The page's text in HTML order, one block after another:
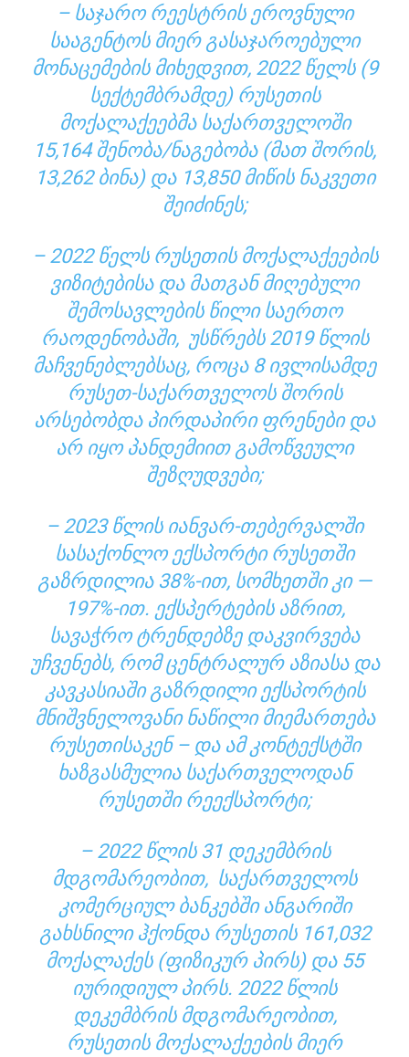
– ᲡᲐᲯᲐᲠᲝ ᲠᲔᲔᲡᲢᲠᲘᲡ ᲔᲠᲝᲕᲜᲣᲚᲘ
ᲡᲐᲐᲒᲔᲜᲢᲝᲡ ᲛᲘᲔᲠ ᲒᲐᲡᲐᲯᲐᲠᲝᲔᲑᲣᲚᲘ
ᲛᲝᲜᲐᲪᲔᲛᲔᲑᲘᲡ ᲛᲘᲮᲔᲓᲕᲘᲗ, 2022 ᲬᲔᲚᲡ (9
ᲡᲔᲥᲢᲔᲛᲑᲠᲐᲛᲓᲔ) ᲠᲣᲡᲔᲗᲘᲡ
ᲛᲝᲥᲐᲚᲐᲥᲔᲔᲑᲛᲐ ᲡᲐᲥᲐᲠᲗᲕᲔᲚᲝᲨᲘ
15,164 ᲨᲔᲜᲝᲑᲐ/ᲜᲐᲒᲔᲑᲝᲑᲐ (ᲛᲐᲗ ᲨᲝᲠᲘᲡ,
13,262 ᲑᲘᲜᲐ) ᲓᲐ 13,850 ᲛᲘᲬᲘᲡ ᲜᲐᲙᲕᲔᲗᲘ
ᲨᲔᲘᲫᲘᲜᲔᲡ;
– 2022 ᲬᲔᲚᲡ ᲠᲣᲡᲔᲗᲘᲡ ᲛᲝᲥᲐᲚᲐᲥᲔᲔᲑᲘᲡ
ᲕᲘᲖᲘᲢᲔᲑᲘᲡᲐ ᲓᲐ ᲛᲐᲗᲒᲐᲜ ᲛᲘᲦᲔᲑᲣᲚᲘ
ᲨᲔᲛᲝᲡᲐᲕᲚᲔᲑᲘᲡ ᲬᲘᲚᲘ ᲡᲐᲔᲠᲗᲝ
ᲠᲐᲝᲓᲔᲜᲝᲑᲐᲨᲘ, ᲣᲡᲬᲠᲔᲑᲡ 2019 ᲬᲚᲘᲡ
ᲛᲐᲩᲕᲔᲜᲔᲑᲚᲔᲑᲡᲐᲪ, ᲠᲝᲪᲐ 8 ᲘᲕᲚᲘᲡᲐᲛᲓᲔ
ᲠᲣᲡᲔᲗ-ᲡᲐᲥᲐᲠᲗᲕᲔᲚᲝᲡ ᲨᲝᲠᲘᲡ
ᲐᲠᲡᲔᲑᲝᲑᲓᲐ ᲞᲘᲠᲓᲐᲞᲘᲠᲘ ᲤᲠᲔᲜᲔᲑᲘ ᲓᲐ
ᲐᲠ ᲘᲧᲝ ᲞᲐᲜᲓᲔᲛᲘᲘᲗ ᲒᲐᲛᲝᲬᲕᲔᲣᲚᲘ
ᲨᲔᲖᲦᲣᲓᲕᲔᲑᲘ;
– 2023 ᲬᲚᲘᲡ ᲘᲐᲜᲕᲐᲠ-ᲗᲔᲑᲔᲠᲕᲐᲚᲨᲘ
ᲡᲐᲡᲐᲥᲝᲜᲚᲝ ᲔᲥᲡᲞᲝᲠᲢᲘ ᲠᲣᲡᲔᲗᲨᲘ
ᲒᲐᲖᲠᲓᲘᲚᲘᲐ 38%-ᲘᲗ, ᲡᲝᲛᲮᲔᲗᲨᲘ ᲙᲘ —
197%-ᲘᲗ. ᲔᲥᲡᲞᲔᲠᲢᲔᲑᲘᲡ ᲐᲖᲠᲘᲗ,
ᲡᲐᲕᲐᲭᲠᲝ ᲢᲠᲔᲜᲓᲔᲑᲖᲔ ᲓᲐᲙᲕᲘᲠᲕᲔᲑᲐ
ᲣᲩᲕᲔᲜᲔᲑᲡ, ᲠᲝᲛ ᲪᲔᲜᲢᲠᲐᲚᲣᲠ ᲐᲖᲘᲐᲡᲐ ᲓᲐ
ᲙᲐᲕᲙᲐᲡᲘᲐᲨᲘ ᲒᲐᲖᲠᲓᲘᲚᲘ ᲔᲥᲡᲞᲝᲠᲢᲘᲡ
ᲛᲜᲘᲨᲕᲜᲔᲚᲝᲕᲐᲜᲘ ᲜᲐᲬᲘᲚᲘ ᲛᲘᲔᲛᲐᲠᲗᲔᲑᲐ
ᲠᲣᲡᲔᲗᲘᲡᲐᲙᲔᲜ – ᲓᲐ ᲐᲛ ᲙᲝᲜᲢᲔᲥᲡᲢᲨᲘ
ᲮᲐᲖᲒᲐᲡᲛᲣᲚᲘᲐ ᲡᲐᲥᲐᲠᲗᲕᲔᲚᲝᲓᲐᲜ
ᲠᲣᲡᲔᲗᲨᲘ ᲠᲔᲔᲥᲡᲞᲝᲠᲢᲘ;
– 2022 ᲬᲚᲘᲡ 31 ᲓᲔᲙᲔᲛᲑᲠᲘᲡ
ᲛᲓᲒᲝᲛᲐᲠᲔᲝᲑᲘᲗ, ᲡᲐᲥᲐᲠᲗᲕᲔᲚᲝᲡ
ᲙᲝᲛᲔᲠᲪᲘᲣᲚ ᲑᲐᲜᲙᲔᲑᲨᲘ ᲐᲜᲒᲐᲠᲘᲨᲘ
ᲒᲐᲮᲡᲜᲘᲚᲘ ᲰᲥᲝᲜᲓᲐ ᲠᲣᲡᲔᲗᲘᲡ 161,032
ᲛᲝᲥᲐᲚᲐᲥᲔᲡ (ᲤᲘᲖᲘᲙᲣᲠ ᲞᲘᲠᲡ) ᲓᲐ 55
ᲘᲣᲠᲘᲓᲘᲣᲚ ᲞᲘᲠᲡ. 2022 ᲬᲚᲘᲡ
ᲓᲔᲙᲔᲛᲑᲠᲘᲡ ᲛᲓᲒᲝᲛᲐᲠᲔᲝᲑᲘᲗ,
ᲠᲣᲡᲔᲗᲘᲡ ᲛᲝᲥᲐᲚᲐᲥᲔᲔᲑᲘᲡ ᲛᲘᲔᲠ